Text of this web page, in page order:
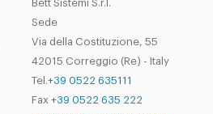
Bett Sistemi S.r.l.
Sede
Via della Costituzione, 55
42015 Correggio (Re) - Italy
Tel. +39 0522 635111
Fax +39 0522 635 222